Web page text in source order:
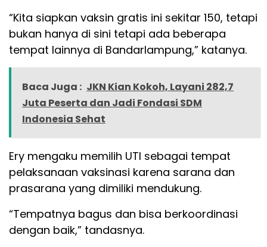
“Kita siapkan vaksin gratis ini sekitar 150, tetapi
bukan hanya di sini tetapi ada beberapa
tempat lainnya di Bandarlampung,” katanya.
Baca Juga : JKN Kian Kokoh, Layani 282,7
Juta Peserta dan Jadi Fondasi SDM
Indonesia Sehat
Ery mengaku memilih UTI sebagai tempat
pelaksanaan vaksinasi karena sarana dan
prasarana yang dimiliki mendukung.
“Tempatnya bagus dan bisa berkoordinasi
dengan baik,” tandasnya.